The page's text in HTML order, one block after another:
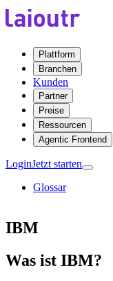
Plattform
Branchen
Kunden
Partner
Preise
Ressourcen
Agentic Frontend
LoginJetzt starten
Glossar
IBM
Was ist IBM?